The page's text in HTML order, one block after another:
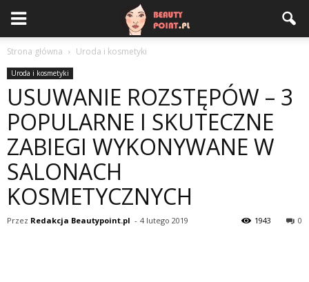
Strona główna Uroda i kosmetyki
Uroda i kosmetyki
USUWANIE ROZSTĘPÓW – 3
POPULARNE I SKUTECZNE
ZABIEGI WYKONYWANE W
SALONACH
KOSMETYCZNYCH
Przez Redakcja Beautypoint.pl - 4 lutego 2019 0
1943